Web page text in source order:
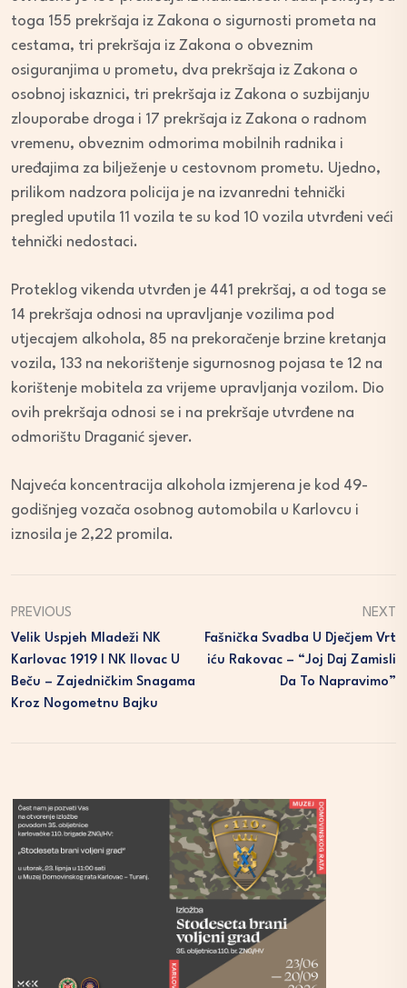
toga 155 prekršaja iz Zakona o sigurnosti prometa na
cestama, tri prekršaja iz Zakona o obveznim
osiguranjima u prometu, dva prekršaja iz Zakona o
osobnoj iskaznici, tri prekršaja iz Zakona o suzbijanju
zlouporabe droga i 17 prekršaja iz Zakona o radnom
vremenu, obveznim odmorima mobilnih radnika i
uređajima za bilježenje u cestovnom prometu. Ujedno,
prilikom nadzora policija je na izvanredni tehnički
pregled uputila 11 vozila te su kod 10 vozila utvrđeni veći
tehnički nedostaci.
Proteklog vikenda utvrđen je 441 prekršaj, a od toga se
14 prekršaja odnosi na upravljanje vozilima pod
utjecajem alkohola, 85 na prekoračenje brzine kretanja
vozila, 133 na nekorištenje sigurnosnog pojasa te 12 na
korištenje mobitela za vrijeme upravljanja vozilom. Dio
ovih prekršaja odnosi se i na prekršaje utvrđene na
odmorištu Draganić sjever.
Najveća koncentracija alkohola izmjerena je kod 49-
godišnjeg vozača osobnog automobila u Karlovcu i
iznosila je 2,22 promila.
PREVIOUS
Velik Uspjeh Mladeži NK
Karlovac 1919 I NK Ilovac U
Beču – Zajedničkim Snagama
Kroz Nogometnu Bajku
NEXT
Fašnička Svadba U Dječjem Vrt
Iću Rakovac – “joj Daj Zamisli
Da To Napravimo”